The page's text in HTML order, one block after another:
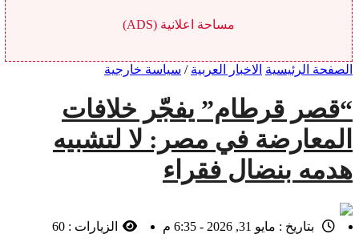
مساحة اعلانية (ADS)
الصفحة الرئيسية الاخبار العربية / سياسة خارجية
“قصر قرطام” يفجّر خلافات
المعارضة في مصر: لا لتشبيه
هدمه بنضال فقراء
بتاريخ : مايو 31, 2026 - 6:35 م الزيارات : 60